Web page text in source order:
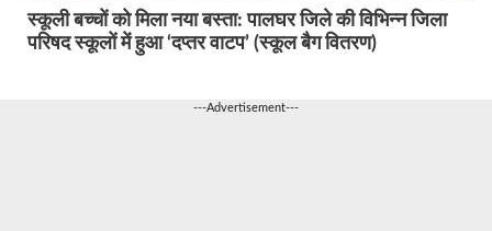
स्कूली बच्चों को मिला नया बस्ता: पालघर जिले की विभिन्न जिला
परिषद स्कूलों में हुआ ‘दप्तर वाटप’ (स्कूल बैग वितरण)
---Advertisement---